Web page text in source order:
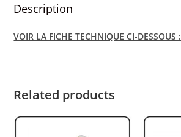
Description
VOIR LA FICHE TECHNIQUE CI-DESSOUS :
Related products